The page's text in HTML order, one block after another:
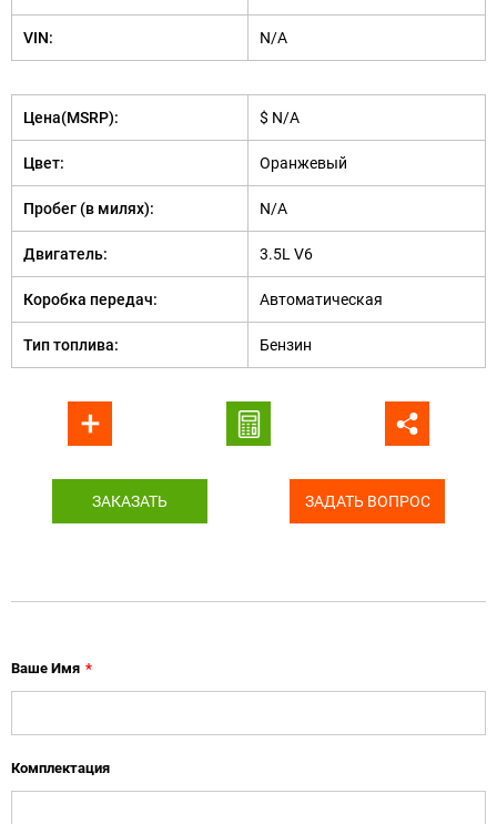
VIN: N/A
Цена(MSRP): $ N/A
Цвет: Оранжевый
Пробег (в милях): N/A
Двигатель: 3.5L V6
Коробка передач: Автоматическая
Тип топлива: Бензин
ЗАКАЗАТЬ ЗАДАТЬ ВОПРОС
Ваше Имя *
Комплектация